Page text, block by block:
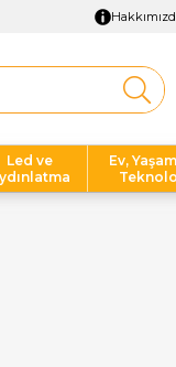
Led ve
Ev,